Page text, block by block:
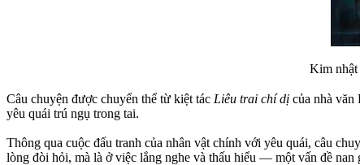
Kim nhật
Câu chuyện được chuyển thể từ kiệt tác Liêu trai chí dị của nhà văn
yêu quái trú ngụ trong tai.
Thông qua cuộc đấu tranh của nhân vật chính với yêu quái, câu
lòng đòi hỏi, mà là ở việc lắng nghe và thấu hiểu — một vấn đề